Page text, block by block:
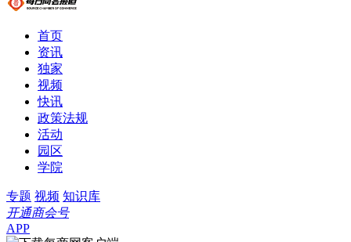
首页
资讯
独家
视频
快讯
政策法规
活动
园区
学院
专题 视频 知识库
开通商会号
APP